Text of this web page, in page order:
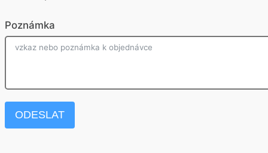
Poznámka
ODESLAT